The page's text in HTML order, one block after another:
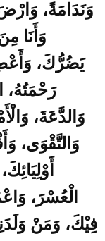
وَنَدَامَةً،
وَأَنَا
يَضُرُّكَ،
رَحْمَتُهُ،
وَالدَّعَةَ،
وَالتَّقْوَى،
الْعُسْرَ،
فِيْكَ، وَمَنْ